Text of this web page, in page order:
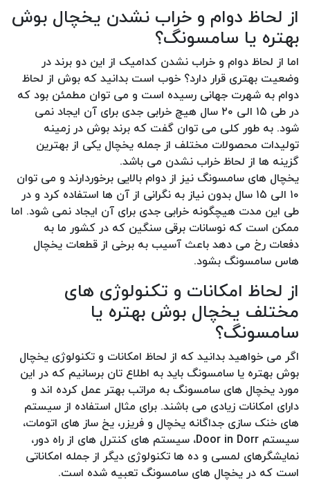
از لحاظ دوام و خراب نشدن یخچال بوش
بهتره یا سامسونگ؟
اما از لحاظ دوام و خراب نشدن کدامیک از این دو برند در
وضعیت بهتری قرار دارد؟ خوب است بدانید که بوش از لحاظ
دوام به شهرت جهانی رسیده است و می توان مطمئن بود که
در طی ۱۵ الی ۲۰ سال هیچ خرابی جدی برای آن ایجاد نمی
شود. به طور کلی می توان گفت که برند بوش در زمینه
تولیدات محصولات مختلف از جمله یخچال یکی از بهترین
گزینه ها از لحاظ خراب نشدن می باشد.
یخچال های سامسونگ نیز از دوام بالایی برخوردارند و می توان
۱۰ الی ۱۵ سال بدون نیاز به نگرانی از آن ها استفاده کرد و در
طی این مدت هیچگونه خرابی جدی برای آن ایجاد نمی شود. اما
ممکن است که نوسانات برقی سنگین که در کشور ما به
دفعات رخ می دهد باعث آسیب به برخی از قطعات یخچال
هاس سامسونگ بشود.
از لحاظ امکانات و تکنولوژی های
مختلف یخچال بوش بهتره یا
سامسونگ؟
اگر می خواهید بدانید که از لحاظ امکانات و تکنولوژی یخچال
بوش بهتره یا سامسونگ باید به اطلاع تان برسانیم که در این
مورد یخچال های سامسونگ به مراتب بهتر عمل کرده اند و
دارای امکانات زیادی می باشند. برای مثال استفاده از سیستم
های خنک سازی جداگانه یخچال و فریزر، یخ ساز های اتومات،
سیستم Door in Dorr، سیستم های کنترل های از راه دور،
نمایشگرهای لمسی و ده ها تکنولوژی دیگر از جمله امکاناتی
است که در یخچال های سامسونگ تعبیه شده است.